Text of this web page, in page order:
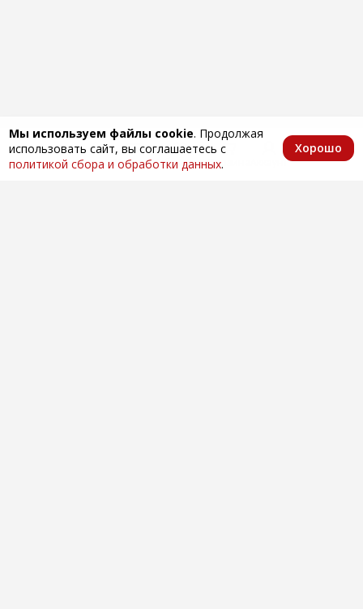
Мы используем файлы cookie. Продолжая
использовать сайт, вы соглашаетесь с
политикой сбора и обработки данных.
Хорошо
Главная КаталогИзбранноеКорзина Аккаунт